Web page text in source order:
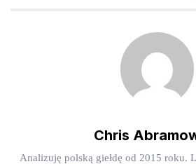
Chris
Analizuję polską giełdę od 2015 roku.